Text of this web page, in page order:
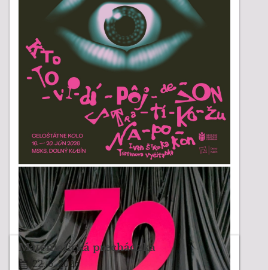
Matematická prechádzka
22. 6. 2026